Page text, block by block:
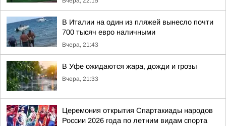
В Италии на один из пляжей вынесло почти
700 тысяч евро наличными
Вчера, 21:43
В Уфе ожидаются жара, дожди и грозы
Вчера, 21:33
Церемония открытия Спартакиады народов
России 2026 года по летним видам спорта